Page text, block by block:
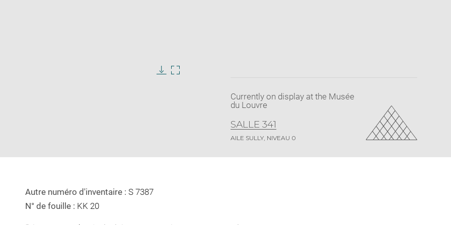
Currently on display at the Musée
du Louvre
SALLE 341
AILE SULLY, NIVEAU 0
Autre numéro d'inventaire : S 7387
N° de fouille : KK 20